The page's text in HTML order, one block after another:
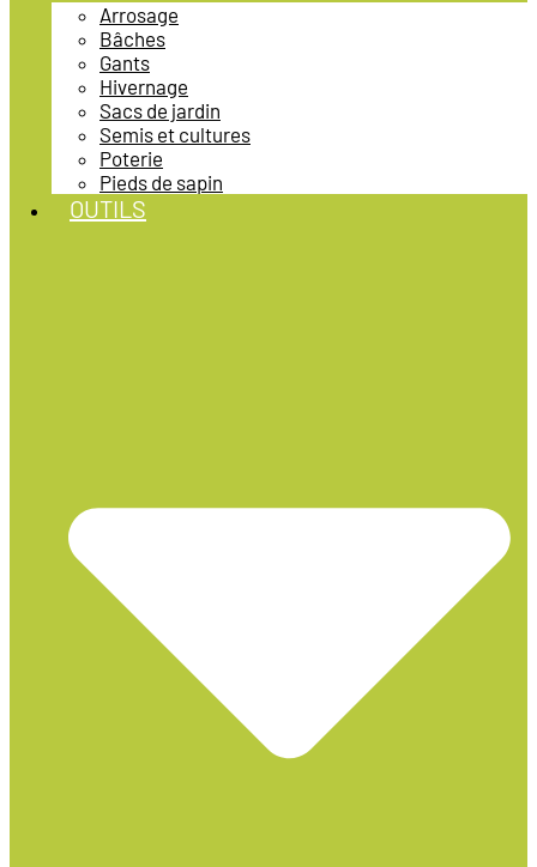
Arrosage
Bâches
Gants
Hivernage
Sacs de jardin
Semis et cultures
Poterie
Pieds de sapin
OUTILS